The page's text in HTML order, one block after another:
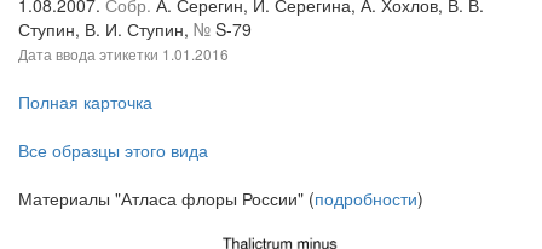
1.08.2007. Собр. А. Серегин, И. Серегина, А. Хохлов, В. В.
Ступин, В. И. Ступин, № S-79
Дата ввода этикетки 1.01.2016
Полная карточка
Все образцы этого вида
Материалы "Атласа флоры России" (подробности)